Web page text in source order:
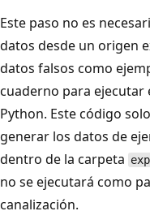
Este paso no es
datos desde un origen
datos falsos como
cuaderno para ejecutar
Python. Este código
generar los datos de
dentro de la carpeta
no se ejecutará como
canalización.